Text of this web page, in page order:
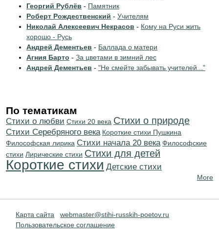
Георгий Рублёв - Памятник
Роберт Рождественский - Учителям
Николай Алексеевич Некрасов - Кому на Руси жить
хорошо - Русь
Андрей Дементьев - Баллада о матери
Агния Барто - За цветами в зимний лес
Андрей Дементьев - "Не смейте забывать учителей..."
По тематикам
Стихи о любви Стихи 20 века Стихи о природе
Cтихи Серебряного века Короткие стихи Пушкина
Философская лирика Cтихи начала 20 века Философские
стихи Лирические стихи Стихи для детей
Короткие стихи Детские стихи
More
Карта сайта
webmaster@stihi-russkih-poetov.ru
Пользовательское соглашение